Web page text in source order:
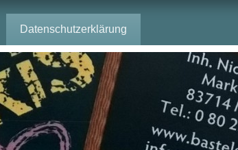
Datenschutzerklärung